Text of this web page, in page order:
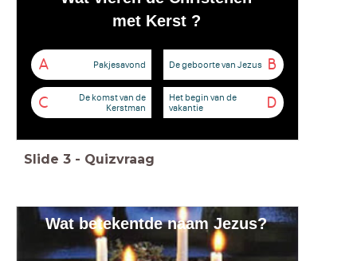
met Kerst ?
A Pakjesavond B
De geboorte van Jezus
C
De komst van de
Kerstman
D
Het begin van de
vakantie
Slide 3 - Quizvraag
Wat betekentde naam Jezus?